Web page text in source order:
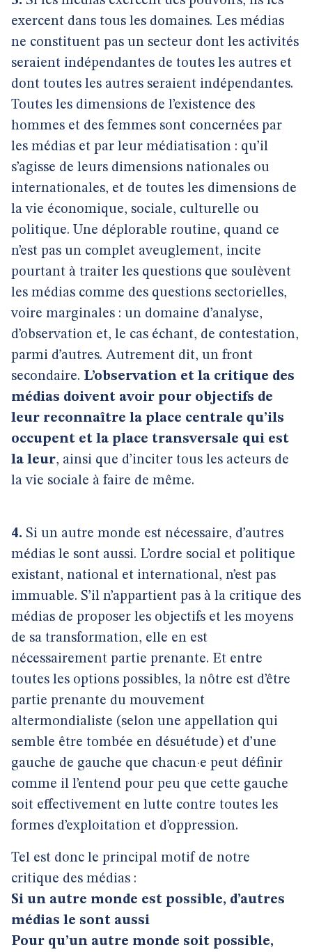
exercent dans tous les domaines. Les médias
ne constituent pas un secteur dont les activités
seraient indépendantes de toutes les autres et
dont toutes les autres seraient indépendantes.
Toutes les dimensions de l’existence des
hommes et des femmes sont concernées par
les médias et par leur médiatisation : qu’il
s’agisse de leurs dimensions nationales ou
internationales, et de toutes les dimensions de
la vie économique, sociale, culturelle ou
politique. Une déplorable routine, quand ce
n’est pas un complet aveuglement, incite
pourtant à traiter les questions que soulèvent
les médias comme des questions sectorielles,
voire marginales : un domaine d’analyse,
d’observation et, le cas échant, de contestation,
parmi d’autres. Autrement dit, un front
secondaire. L’observation et la critique des
médias doivent avoir pour objectifs de
leur reconnaître la place centrale qu’ils
occupent et la place transversale qui est
la leur, ainsi que d’inciter tous les acteurs de
la vie sociale à faire de même.
4. Si un autre monde est nécessaire, d’autres
médias le sont aussi. L’ordre social et politique
existant, national et international, n’est pas
immuable. S’il n’appartient pas à la critique des
médias de proposer les objectifs et les moyens
de sa transformation, elle en est
nécessairement partie prenante. Et entre
toutes les options possibles, la nôtre est d’être
partie prenante du mouvement
altermondialiste (selon une appellation qui
semble être tombée en désuétude) et d’une
gauche de gauche que chacun·e peut définir
comme il l’entend pour peu que cette gauche
soit effectivement en lutte contre toutes les
formes d’exploitation et d’oppression.
Tel est donc le principal motif de notre
critique des médias :
Si un autre monde est possible, d’autres
médias le sont aussi
Pour qu’un autre monde soit possible,